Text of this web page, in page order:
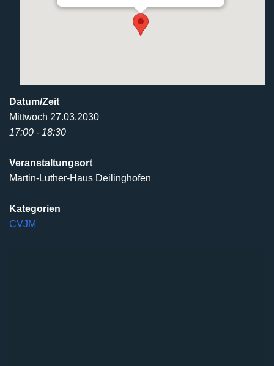
Datum/Zeit
Mittwoch 27.03.2030
17:00 - 18:30
Veranstaltungsort
Martin-Luther-Haus Deilinghofen
Kategorien
CVJM